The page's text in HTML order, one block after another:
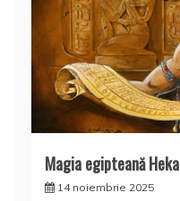
Magia egipteană Heka
14 noiembrie 2025